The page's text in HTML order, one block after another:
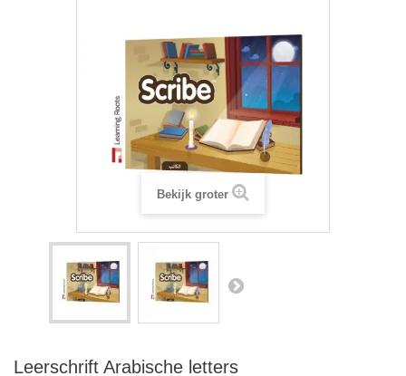
Bekijk groter
Leerschrift Arabische letters